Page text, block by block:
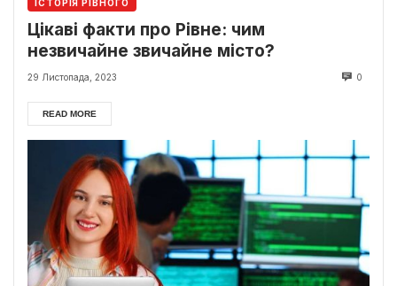
ІСТОРІЯ РІВНОГО
Цікаві факти про Рівне: чим
незвичайне звичайне місто?
29 Листопада, 2023 0
READ MORE